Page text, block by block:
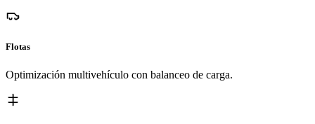
Flotas
Optimización multivehículo con balanceo de carga.